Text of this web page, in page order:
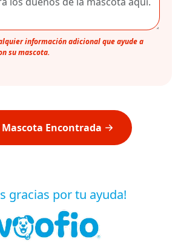
información adicional que ayude a
su mascota.
Encontrada
gracias por tu ayuda!